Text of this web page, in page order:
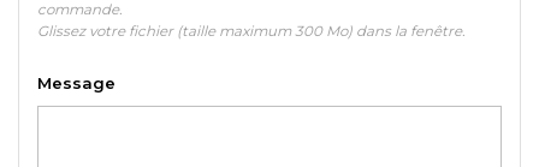
commande.
Glissez votre fichier (taille maximum 300 Mo) dans la fenêtre.
Message